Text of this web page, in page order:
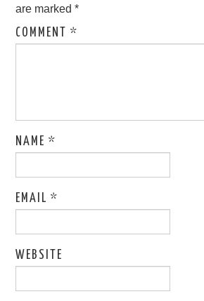
are marked*
COMMENT*
NAME*
EMAIL*
WEBSITE